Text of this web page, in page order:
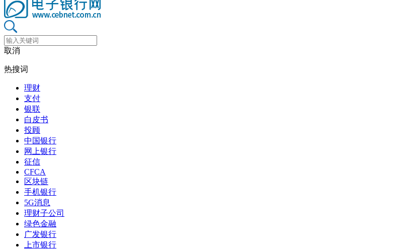
取消
热搜词
理财
支付
银联
白皮书
投顾
中国银行
网上银行
征信
CFCA
区块链
手机银行
5G消息
理财子公司
绿色金融
广发银行
上市银行